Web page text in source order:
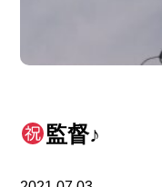
監督♪